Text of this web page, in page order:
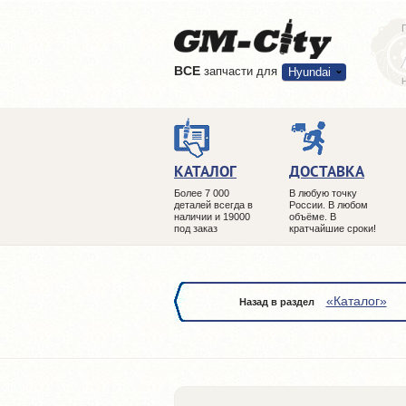
ВCE запчасти для Hyundai
КАТАЛОГ
Более 7 000
деталей всегда в
наличии и 19000
под заказ
ДОСТАВКА
В любую точку
России. В любом
объёме. В
кратчайшие сроки!
Назад в раздел «Каталог»